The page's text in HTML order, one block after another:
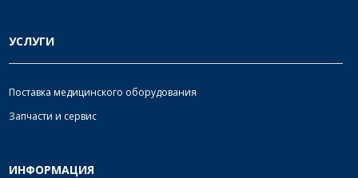
УСЛУГИ
Поставка медицинского оборудования
Запчасти и сервис
ИНФОРМАЦИЯ